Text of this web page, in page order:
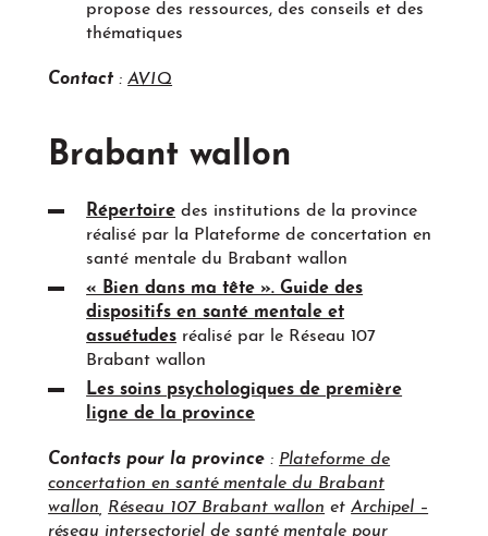
propose des ressources, des conseils et des
thématiques
Contact :AVIQ
Brabant wallon
Répertoire des institutions de la province
réalisé par la Plateforme de concertation en
santé mentale du Brabant wallon
« Bien dans ma tête ». Guide des
dispositifs en santé mentale et
assuétudes réalisé par le Réseau 107
Brabant wallon
Les soins psychologiques de première
ligne de la province
Contacts pour la province : Plateforme de
concertation en santé mentale du Brabant
wallon
Réseau 107 Brabant wallon etArchipel –
réseau intersectoriel de santé mentale pour